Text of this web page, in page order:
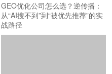
GEO优化公司怎么选？逆传播：
从“AI搜不到”到“被优先推荐”的实
战路径